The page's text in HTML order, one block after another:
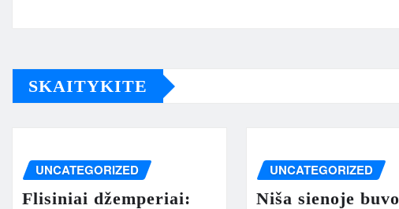
SKAITYKITE
UNCATEGORIZED
Flisiniai džemperiai:
UNCATEGORIZED
Niša sienoje buvo